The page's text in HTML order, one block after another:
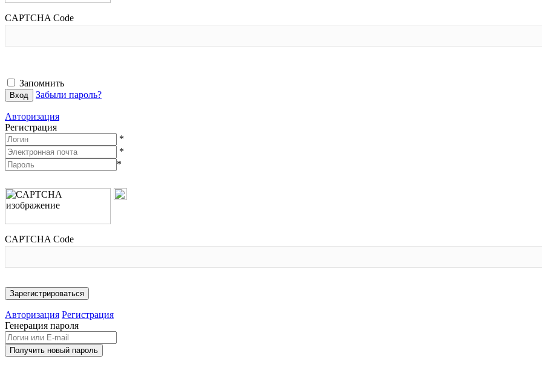
CAPTCHA Code
Запомнить
Забыли пароль?
Авторизация
Регистрация
*
*
*
CAPTCHA Code
Авторизация Регистрация
Генерация пароля